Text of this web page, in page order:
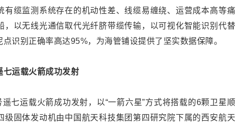
有缆监测系统存在的机动性差、线缆易缠绕、运营成本高等痛
，以无线光通信取代光纤脐带缆传输，以可视化智能识别代替
识别正确率高达95%，为海管铺设提供了坚实数据保障。
七运载火箭成功发射
七运载火箭成功发射，以“一箭六星”方式将搭载的6颗卫星顺
级固体发动机由中国航天科技集团第四研究院下属的西安航天